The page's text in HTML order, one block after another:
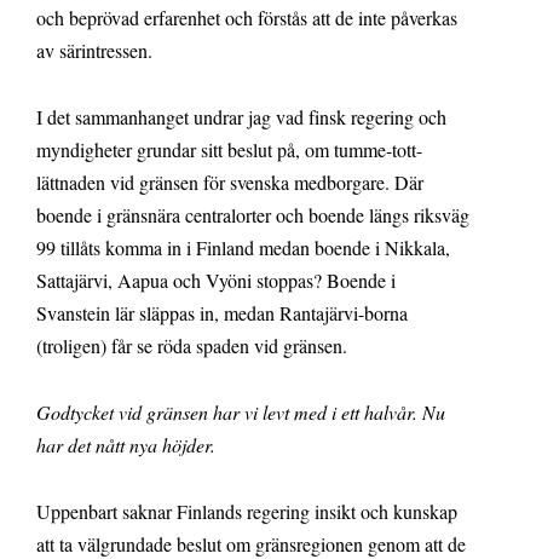
och beprövad erfarenhet och förstås att de inte påverkas
av särintressen.
I det sammanhanget undrar jag vad finsk regering och
myndigheter grundar sitt beslut på, om tumme-tott-
lättnaden vid gränsen för svenska medborgare. Där
boende i gränsnära centralorter och boende längs riksväg
99 tillåts komma in i Finland medan boende i Nikkala,
Sattajärvi, Aapua och Vyöni stoppas? Boende i
Svanstein lär släppas in, medan Rantajärvi-borna
(troligen) får se röda spaden vid gränsen.
Godtycket vid gränsen har vi levt med i ett halvår. Nu
har det nått nya höjder.
Uppenbart saknar Finlands regering insikt och kunskap
att ta välgrundade beslut om gränsregionen genom att de